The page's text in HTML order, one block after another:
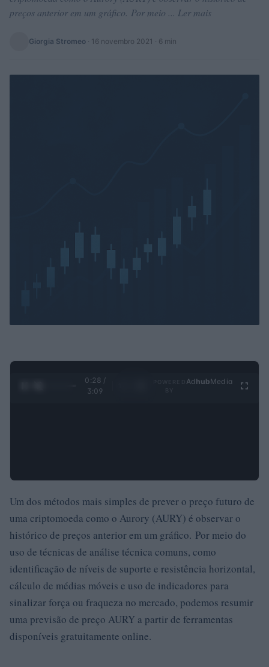
preços anterior em um gráfico. Por meio ... Ler mais
Giorgia Stromeo · 16 novembro 2021 · 6 min
0:29 /
3:09
Ad hubMedia
Um dos métodos mais simples de prever o preço futuro de
uma criptomoeda como o Aurory (AURY) é observar o
histórico de preços anterior em um gráfico. Por meio do
uso de técnicas de análise técnica comuns, como
identificação de níveis de suporte e resistência horizontal,
cálculo de médias móveis e uso de indicadores para
sinalizar força ou fraqueza no mercado, podemos resumir
uma previsão de preço AURY a partir de ferramentas
disponíveis gratuitamente online.